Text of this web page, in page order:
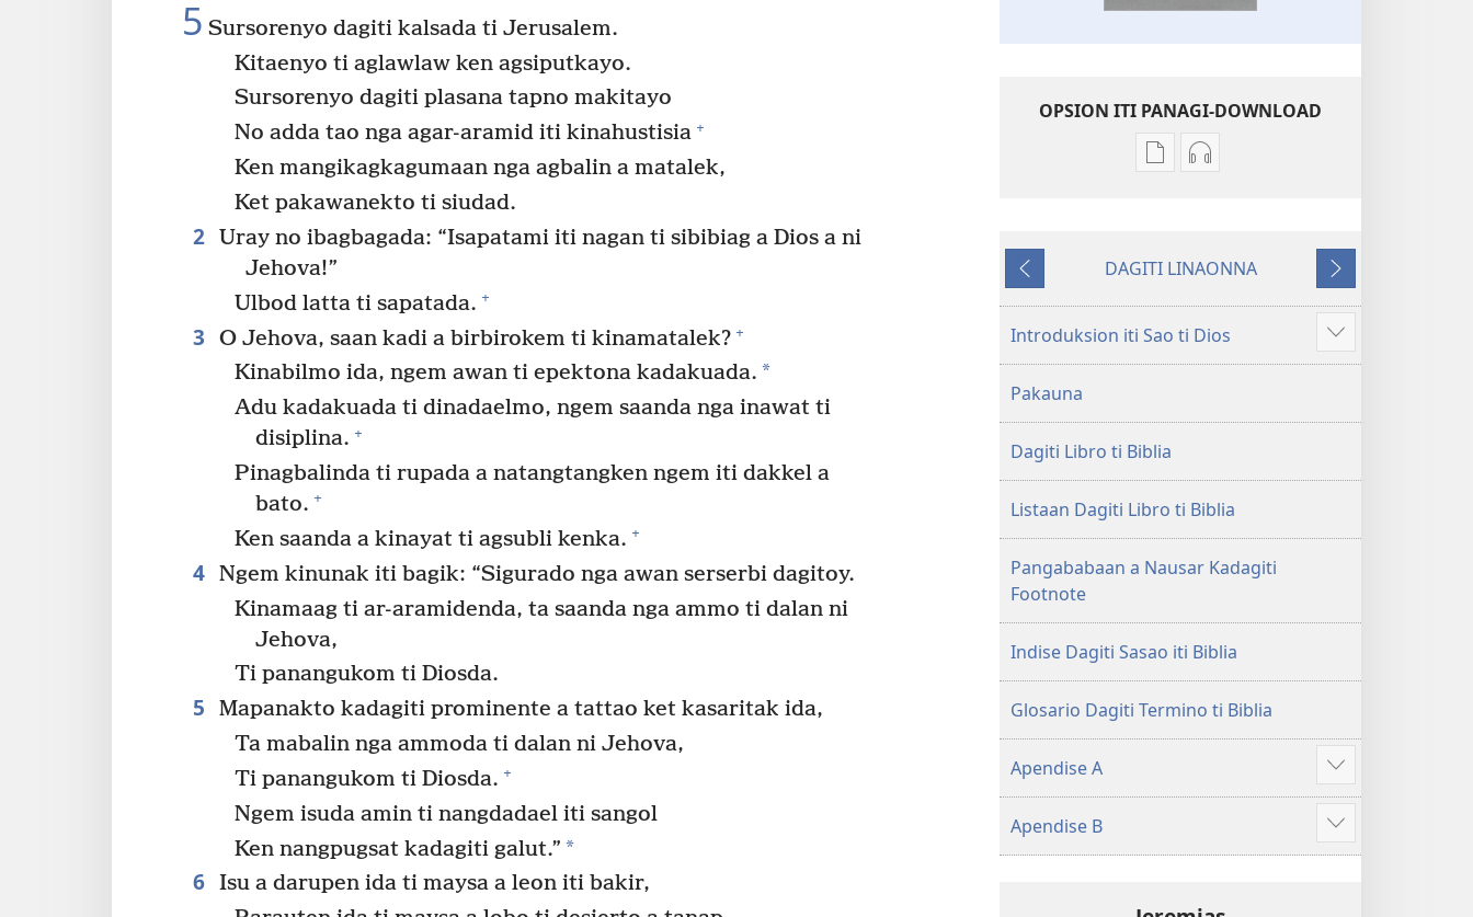
5 Sursorenyo dagiti kalsada ti Jerusalem.
Kitaenyo ti aglawlaw ken agsiputkayo.
Sursorenyo dagiti plasana tapno makitayo
No adda tao nga agar-aramid iti kinahustisia +
Ken mangikagkagumaan nga agbalin a matalek,
Ket pakawanekto ti siudad.
2 Uray no ibagbagada: “Isapatami iti nagan ti sibibiag a Dios a ni
Jehova!”
Ulbod latta ti sapatada. +
3 O Jehova, saan kadi a birbirokem ti kinamatalek? +
Kinabilmo ida, ngem awan ti epektona kadakuada. *
Adu kadakuada ti dinadaelmo, ngem saanda nga inawat ti
disiplina. +
Pinagbalinda ti rupada a natangtangken ngem iti dakkel a
bato. +
Ken saanda a kinayat ti agsubli kenka. +
4 Ngem kinunak iti bagik: “Sigurado nga awan serserbi dagitoy.
Kinamaag ti ar-aramidenda, ta saanda nga ammo ti dalan ni
Jehova,
Ti panangukom ti Diosda.
5
Mapanakto kadagiti prominente a tattao ket kasaritak ida,
Ta mabalin nga ammoda ti dalan ni Jehova,
Ti panangukom ti Diosda. +
Ngem isuda amin ti nangdadael iti sangol
Ken nangpugsat kadagiti galut.” *
6 Isu a darupen ida ti maysa a leon iti bakir,
OPSION ITI PANAGI-DOWNLOAD
Dagiti
download
publikasion
Baro
a
Patarus
ti
Nasantuan
a
Kasuratan
Dagiti
download
audio
recording
Lubong
Patarus
ti
Nasantuan
a
Kasuratan
Napalabas
DAGITI LINAONNA
Sumaruno
Introduksion iti Sao ti Dios
Ipakita
ti
adu
Pakauna
Dagiti Libro ti Biblia
Listaan Dagiti Libro ti Biblia
Pangababaan a Nausar Kadagiti
Footnote
Indise Dagiti Sasao iti Biblia
Glosario Dagiti Termino ti Biblia
Apendise A
Ipakita
ti
ad-
adu
Apendise B
Ipakita
ti